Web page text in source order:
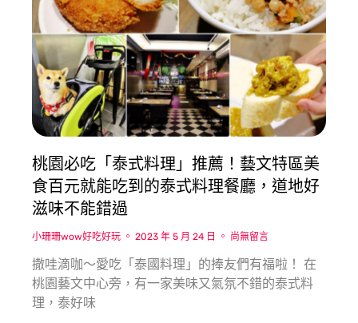
桃園必吃「泰式料理」推薦！藝文特區美
食百元就能吃到的泰式料理餐廳，道地好
滋味不能錯過
小珊珊wow好吃好玩 2023 年 5 月 24 日 尚無留言
撒哇滴咖〜愛吃「泰國料理」的捧友們有福啦！ 在
桃園藝文中心旁，有一家美味又氣氛不錯的泰式料
理，泰好味